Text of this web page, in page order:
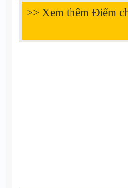
>> Xem thêm Điểm